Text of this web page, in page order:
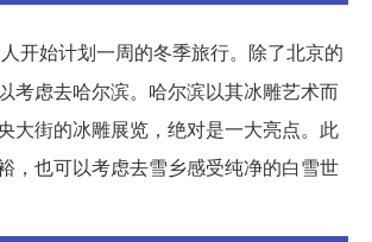
开始计划一周的冬季旅行。除了北京的
考虑去哈尔滨。哈尔滨以其冰雕艺术而
大街的冰雕展览，绝对是一大亮点。此
，也可以考虑去雪乡感受纯净的白雪世